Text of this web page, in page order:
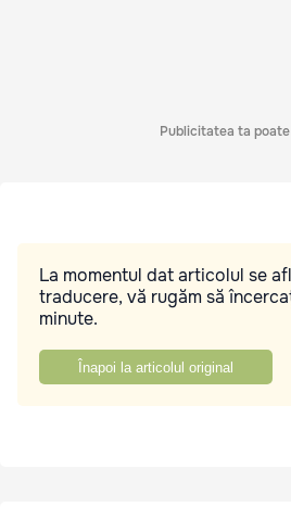
Publicitatea ta
La momentul dat articolul se
traducere, vă rugăm să
minute.
Înapoi la articolul original